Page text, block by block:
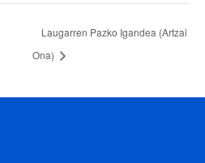
Laugarren Pazko Igandea (Artzai
Ona)